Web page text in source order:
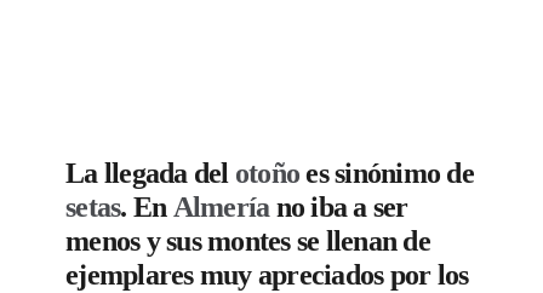
La llegada del otoñoes sinónimo de
setas. EnAlmeríano iba a ser
menos y sus montes se llenan de
ejemplares muy apreciados por los